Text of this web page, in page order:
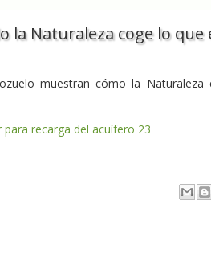
la Naturaleza coge lo que
muestran cómo la
recarga del acuífero 23